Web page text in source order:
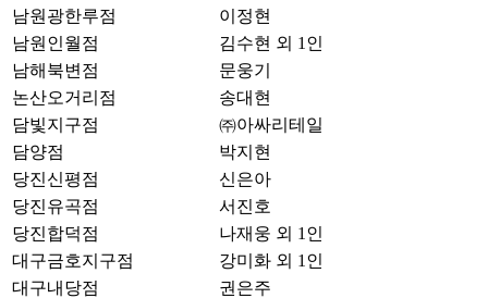
남원광한루점
이정현
남원인월점
김수현 외 1인
남해북변점
문웅기
논산오거리점
송대현
담빛지구점
㈜아싸리테일
담양점
박지현
당진신평점
신은아
당진유곡점
서진호
당진합덕점
나재웅 외 1인
대구금호지구점
강미화 외 1인
대구내당점
권은주